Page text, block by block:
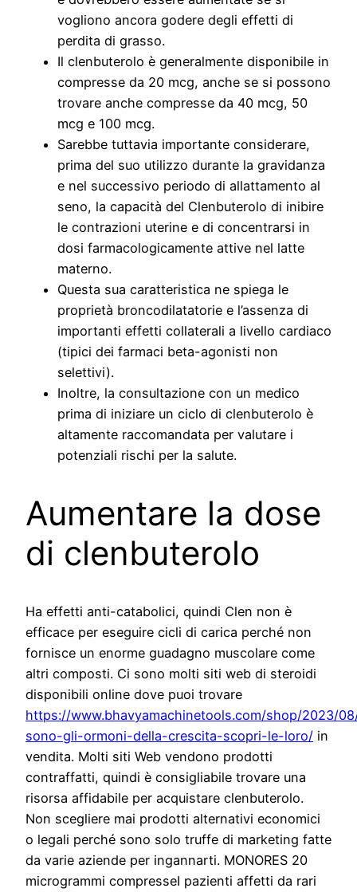
vogliono ancora godere degli effetti di
perdita di grasso.
Il clenbuterolo è generalmente disponibile in
compresse da 20 mcg, anche se si possono
trovare anche compresse da 40 mcg, 50
mcg e 100 mcg.
Sarebbe tuttavia importante considerare,
prima del suo utilizzo durante la gravidanza
e nel successivo periodo di allattamento al
seno, la capacità del Clenbuterolo di inibire
le contrazioni uterine e di concentrarsi in
dosi farmacologicamente attive nel latte
materno.
Questa sua caratteristica ne spiega le
proprietà broncodilatatorie e l’assenza di
importanti effetti collaterali a livello cardiaco
(tipici dei farmaci beta-agonisti non
selettivi).
Inoltre, la consultazione con un medico
prima di iniziare un ciclo di clenbuterolo è
altamente raccomandata per valutare i
potenziali rischi per la salute.
Aumentare la dose
di clenbuterolo
Ha effetti anti-catabolici, quindi Clen non è
efficace per eseguire cicli di carica perché non
fornisce un enorme guadagno muscolare come
altri composti. Ci sono molti siti web di steroidi
disponibili online dove puoi trovare
https://www.bhavyamachinetools.com/shop/2023/
sono-gli-ormoni-della-crescita-scopri-le-loro/ in
vendita. Molti siti Web vendono prodotti
contraffatti, quindi è consigliabile trovare una
risorsa affidabile per acquistare clenbuterolo.
Non scegliere mai prodotti alternativi economici
o legali perché sono solo truffe di marketing fatte
da varie aziende per ingannarti. MONORES 20
microgrammi compresseI pazienti affetti da rari